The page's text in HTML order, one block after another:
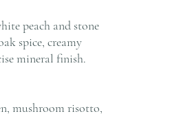
peach and stone
spice, creamy
mineral finish.
mushroom risotto,